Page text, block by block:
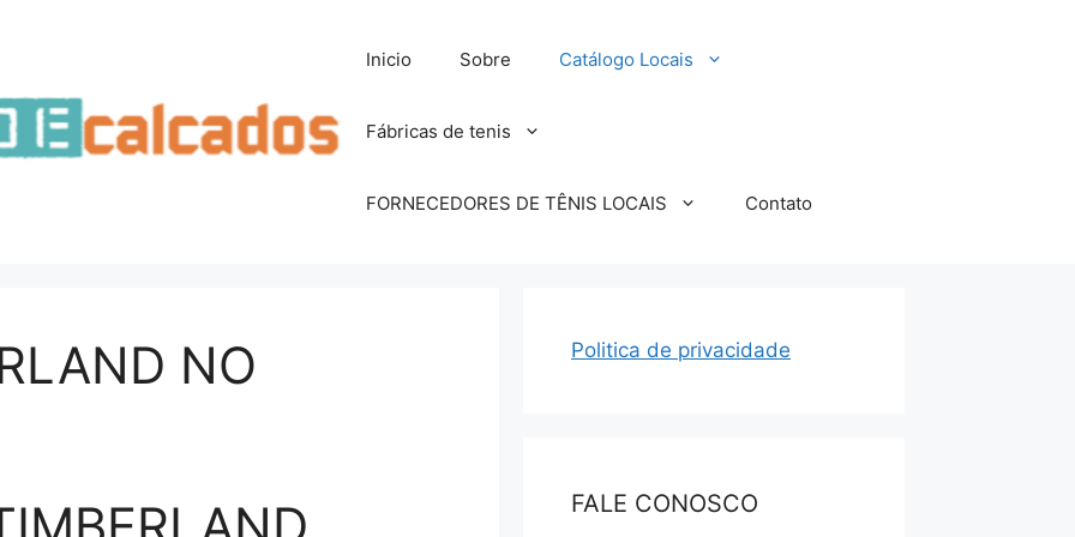
Inicio Sobre Catálogo Locais
Fábricas de tenis
FORNECEDORES DE TÊNIS LOCAIS Contato
NO
Politica de privacidade
FALE CONOSCO